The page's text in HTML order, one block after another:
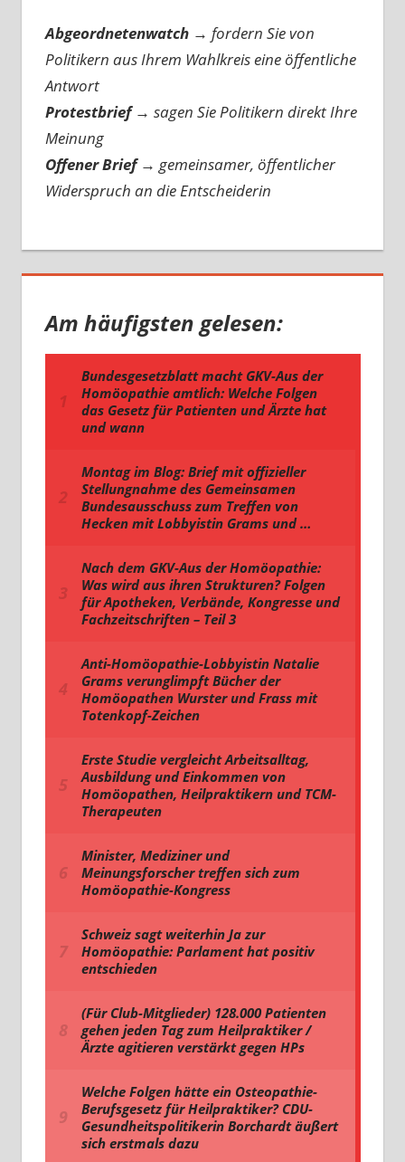
Abgeordnetenwatch → fordern Sie von
Politikern aus Ihrem Wahlkreis eine öffentliche
Antwort
Protestbrief → sagen Sie Politikern direkt Ihre
Meinung
Offener Brief → gemeinsamer, öffentlicher
Widerspruch an die Entscheiderin
Am häufigsten gelesen: